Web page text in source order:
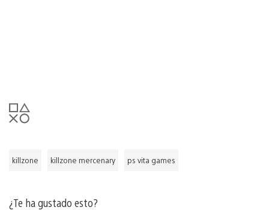
killzone killzone mercenary ps vita games
¿Te ha gustado esto?